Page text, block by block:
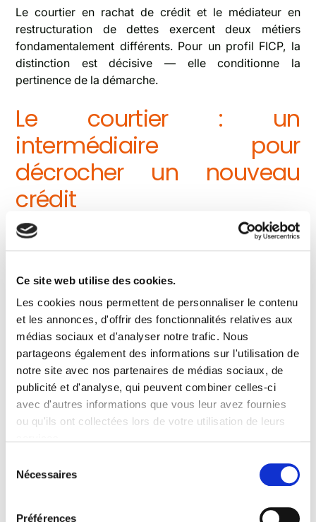
Ce site web utilise des cookies.
Les cookies nous permettent de personnaliser le contenu
et les annonces, d'offrir des fonctionnalités relatives aux
médias sociaux et d'analyser notre trafic. Nous
partageons également des informations sur l'utilisation de
notre site avec nos partenaires de médias sociaux, de
publicité et d'analyse, qui peuvent combiner celles-ci
avec d'autres informations que vous leur avez fournies
ou qu'ils ont collectées lors de votre utilisation de leurs
Nécessaires
Préférences
Le courtier en rachat de crédit et le médiateur en
restructuration de dettes exercent deux métiers
fondamentalement différents. Pour un profil FICP, la
distinction est décisive — elle conditionne la
pertinence de la démarche.
Le courtier : un
intermédiaire pour
décrocher un nouveau
crédit
Le courtier négocie l' obtention d'un nouveau crédit.
Il présente votre dossier à un organisme prêteur,
au déblocage des fonds. Sa logique est de vendre un
produit bancaire — quand le produit existe, il
s'organise un marché ; quand le produit n'existe pas
(cas du rachat de crédit FICP), son rôle se réduit
drastiquement.
Le courtier ne discute pas avec vos créanciers
existants. Il ne négocie pas vos dettes en cours. Si le
rachat est refusé, son intervention prend fin sans
solution pour le dossier.
Le médiateur en
restructuration : un